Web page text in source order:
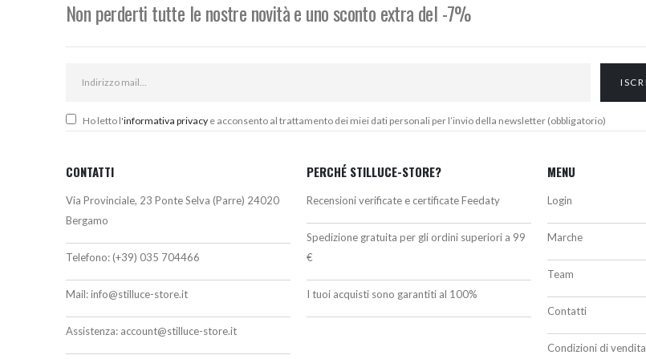
Non perderti tutte le nostre novità e uno sconto extra del -7%
Ho letto l'informativa privacy e acconsento al trattamento dei miei dati personali per l’invio della newsletter (obbligatorio)
CONTATTI
Via Provinciale, 23 Ponte Selva (Parre) 24020
Bergamo
Telefono: (+39) 035 704466
Mail:info@stilluce-store.it
Assistenza: account@stilluce-store.it
PERCHÉ STILLUCE-STORE?
Recensioni verificate e certificate Feedaty
Spedizione gratuita per gli ordini superiori a 99
€
I tuoi acquisti sono garantiti al 100%
MENU
Login
Marche
Team
Contatti
Condizioni di vendita